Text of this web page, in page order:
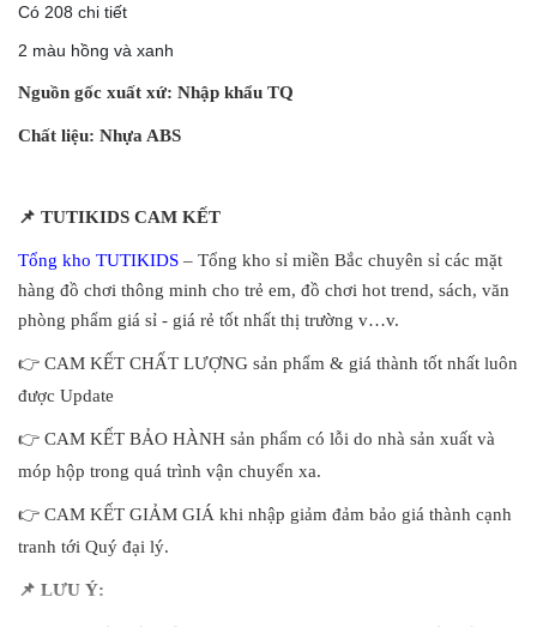
Có 208 chi tiết
2 màu hồng và xanh
Nguồn gốc xuất xứ: Nhập khẩu TQ
Chất liệu: Nhựa ABS
📌 TUTIKIDS CAM KẾT
Tổng kho TUTIKIDS – Tổng kho sỉ miền Bắc chuyên sỉ các mặt
hàng đồ chơi thông minh cho trẻ em, đồ chơi hot trend, sách, văn
phòng phẩm giá sỉ - giá rẻ tốt nhất thị trường v…v.
👉 CAM KẾT CHẤT LƯỢNG sản phẩm & giá thành tốt nhất luôn
được Update
👉 CAM KẾT BẢO HÀNH sản phẩm có lỗi do nhà sản xuất và
móp hộp trong quá trình vận chuyển xa.
👉 CAM KẾT GIẢM GIÁ khi nhập giảm đảm bảo giá thành cạnh
tranh tới Quý đại lý.
📌 LƯU Ý: